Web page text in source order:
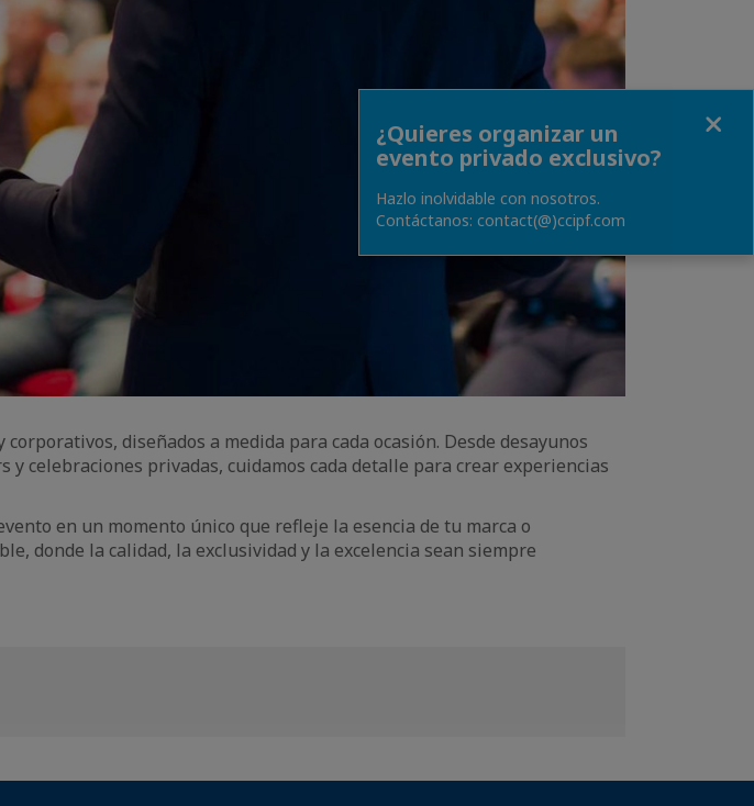
diseñados a medida para cada ocasión. Desde desayunos
celebraciones privadas, cuidamos cada detalle para crear experiencias
en un momento único que refleje la esencia de tu marca o
donde la calidad, la exclusividad y la excelencia sean siempre
¿Quieres organizar un
evento privado exclusivo?
Hazlo inolvidable con nosotros.
Contáctanos: contact(@)ccipf.com